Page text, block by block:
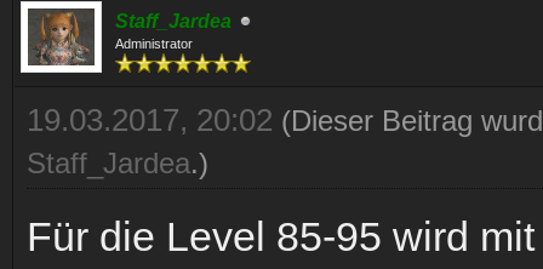
Staff_Jardea
Administrator
19.03.2017, 20:02 (Dieser Beitrag
Staff_Jardea.)
Für die Level 85-95 wird